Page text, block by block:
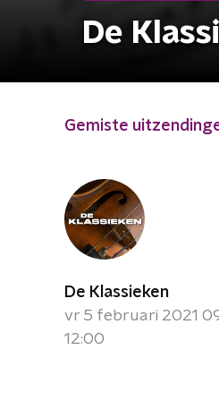
De
Gemiste
De Klassieken
vr 5 februari 2021
12:00